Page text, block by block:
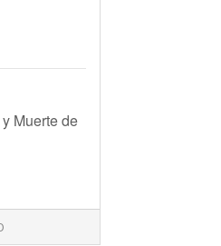
Muerte de